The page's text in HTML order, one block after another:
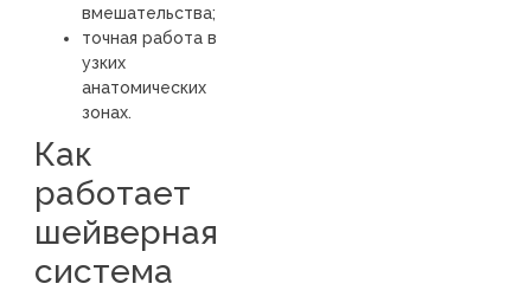
вмешательства;
точная работа в
узких
анатомических
зонах.
Как
работает
шейверная
система